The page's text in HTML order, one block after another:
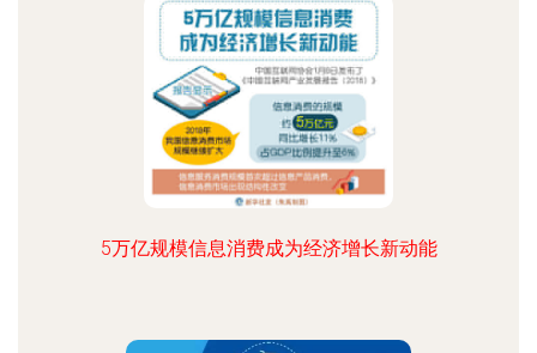
5万亿规模信息消费成为经济增长新动能